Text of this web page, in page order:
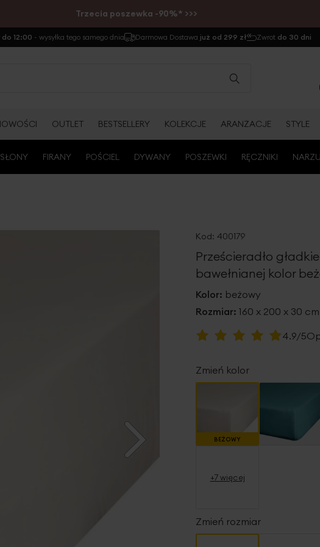
Trzecia poszewka -90%* >>>
12:00 - wysyłka tego samego dnia Darmowa Dostawa już od 299 zł Zwrot do 30 dni
OUTLET BESTSELLERY KOLEKCJE ARANŻACJE STYLE
FIRANY POŚCIEL DYWANY POSZEWKI RĘCZNIKI
Kod: 400179
Prześcieradło
bawełnianej kolor
Kolor: beżowy
Rozmiar: 160 x 200 x 30 cm
Ocena:
4.9/5
Zmień kolor
BEŻOWY
+7 więcej
Zmień rozmiar